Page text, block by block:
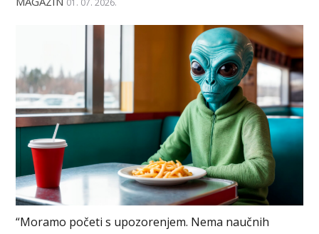
01. 07. 2026.
“Moramo početi s upozorenjem. Nema naučnih